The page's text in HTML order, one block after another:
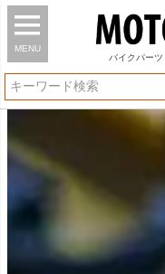
MENU
バイク パーツ